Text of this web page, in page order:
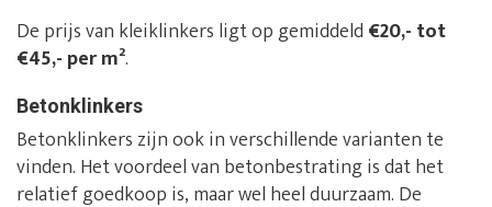
De prijs van kleiklinkers ligt op gemiddeld €20,- tot
€45,- per m².
Betonklinkers
Betonklinkers zijn ook in verschillende varianten te
vinden. Het voordeel van betonbestrating is dat het
relatief goedkoop is, maar wel heel duurzaam. De